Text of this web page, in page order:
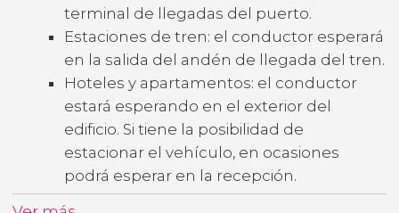
terminal de llegadas del puerto.
Estaciones de tren: el conductor esperará
en la salida del andén de llegada del tren.
Hoteles y apartamentos: el conductor
estará esperando en el exterior del
edificio. Si tiene la posibilidad de
estacionar el vehículo, en ocasiones
podrá esperar en la recepción.